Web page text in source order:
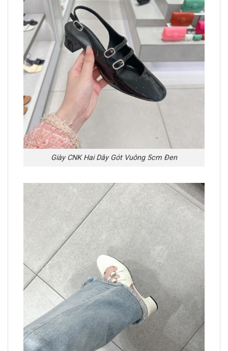
Giày CNK Hai Dây Gót Vuông 5cm Đen